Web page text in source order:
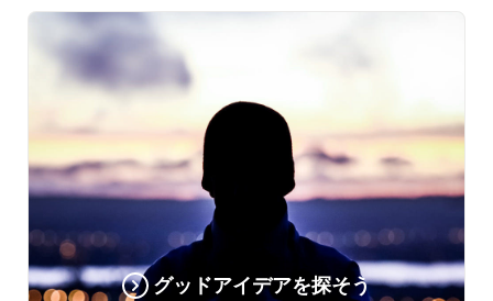
グッドアイデアを探そう